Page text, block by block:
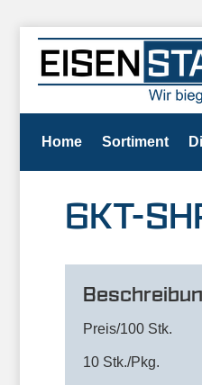
Home Sortiment
6KT-
Preis/100 Stk.
10 Stk./Pkg.